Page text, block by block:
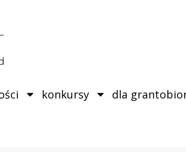
konkursy dla